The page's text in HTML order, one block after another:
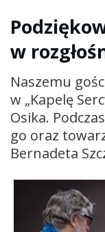
w
Naszemu
w „Kapelę
Osika.
go oraz
Bernadeta